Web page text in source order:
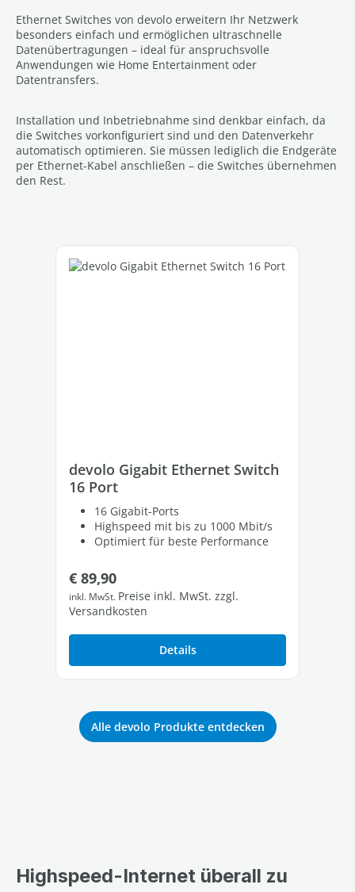
Ethernet Switches von devolo erweitern Ihr Netzwerk
besonders einfach und ermöglichen ultraschnelle
Datenübertragungen – ideal für anspruchsvolle
Anwendungen wie Home Entertainment oder
Datentransfers.
Installation und Inbetriebnahme sind denkbar einfach, da
die Switches vorkonfiguriert sind und den Datenverkehr
automatisch optimieren. Sie müssen lediglich die Endgeräte
per Ethernet-Kabel anschließen – die Switches übernehmen
den Rest.
Produktgalerie überspringen
devolo Gigabit Ethernet Switch
16 Port
16 Gigabit-Ports
Highspeed mit bis zu 1000 Mbit/s
Optimiert für beste Performance
Regulärer Preis:
€ 89,90
inkl. MwSt. Preise inkl. MwSt. zzgl.
Versandkosten
Details
Alle devolo Produkte entdecken
Highspeed-Internet überall zu